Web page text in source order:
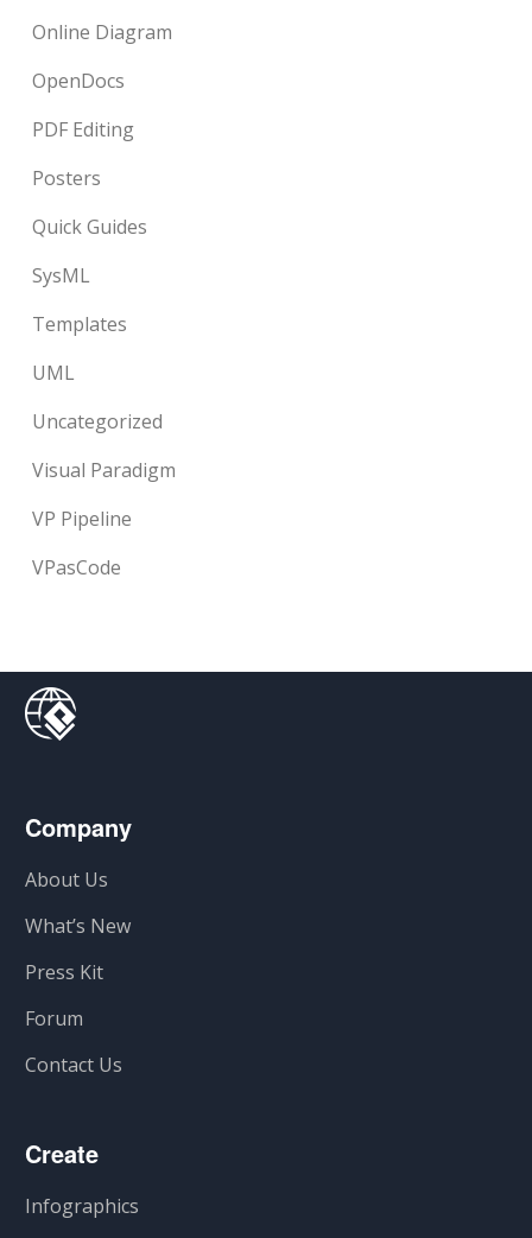
Online Diagram
OpenDocs
PDF Editing
Posters
Quick Guides
SysML
Templates
UML
Uncategorized
Visual Paradigm
VP Pipeline
VPasCode
Company
About Us
What’s New
Press Kit
Forum
Contact Us
Create
Infographics